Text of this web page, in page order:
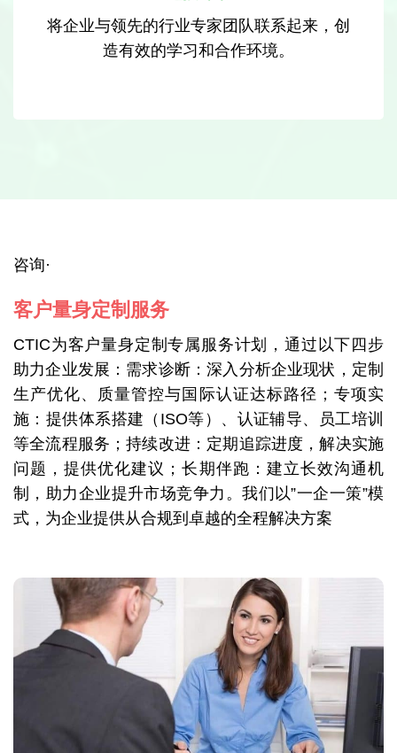
将企业与领先的行业专家团队联系起来，创
造有效的学习和合作环境。
咨询·
客户量身定制服务
CTIC为客户量身定制专属服务计划，通过以下四步
助力企业发展：需求诊断：深入分析企业现状，定制
生产优化、质量管控与国际认证达标路径；专项实
施：提供体系搭建（ISO等）、认证辅导、员工培训
等全流程服务；持续改进：定期追踪进度，解决实施
问题，提供优化建议；长期伴跑：建立长效沟通机
制，助力企业提升市场竞争力。我们以”一企一策”模
式，为企业提供从合规到卓越的全程解决方案